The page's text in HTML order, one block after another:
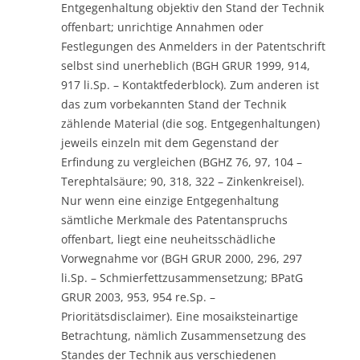
Entgegenhaltung objektiv den Stand der Technik
offenbart; unrichtige Annahmen oder
Festlegungen des Anmelders in der Patentschrift
selbst sind unerheblich (BGH GRUR 1999, 914,
917 li.Sp. – Kontaktfederblock). Zum anderen ist
das zum vorbekannten Stand der Technik
zählende Material (die sog. Entgegenhaltungen)
jeweils einzeln mit dem Gegenstand der
Erfindung zu vergleichen (BGHZ 76, 97, 104 –
Terephtalsäure; 90, 318, 322 – Zinkenkreisel).
Nur wenn eine einzige Entgegenhaltung
sämtliche Merkmale des Patentanspruchs
offenbart, liegt eine neuheitsschädliche
Vorwegnahme vor (BGH GRUR 2000, 296, 297
li.Sp. – Schmierfettzusammensetzung; BPatG
GRUR 2003, 953, 954 re.Sp. –
Prioritätsdisclaimer). Eine mosaiksteinartige
Betrachtung, nämlich Zusammensetzung des
Standes der Technik aus verschiedenen